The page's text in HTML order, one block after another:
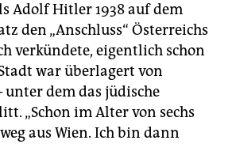
Adolf Hitler 1938 auf dem
den „Anschluss“ Österreichs
verkündete, eigentlich schon
war überlagert von
dem das jüdische
„Schon im Alter von sechs
aus Wien. Ich bin dann